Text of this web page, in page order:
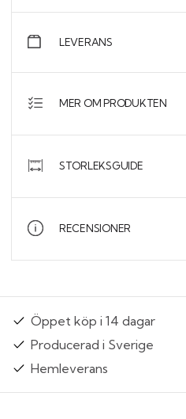
LEVERANS
MER OM PRODUKTEN
STORLEKSGUIDE
RECENSIONER
Öppet köp i 14 dagar
Producerad i Sverige
Hemleverans